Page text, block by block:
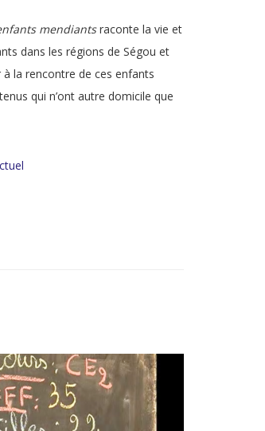
mendiantsraconte la vie et
dans les régions de Ségou et
à la rencontre de ces enfants
qui n’ont autre domicile que